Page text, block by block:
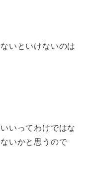
いといけないのは
いってわけではな
いかと思うので